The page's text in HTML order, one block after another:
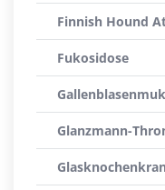
Finnish Hound
Fukosidose
Glanzmann-